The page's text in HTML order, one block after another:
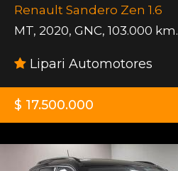
Renault Sandero Zen 1.6
MT, 2020, GNC, 103.000 km.
Lipari Automotores
$ 17.500.000